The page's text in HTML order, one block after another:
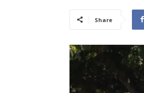
Share